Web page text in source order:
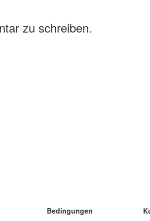
zu schreiben.
Bedingungen